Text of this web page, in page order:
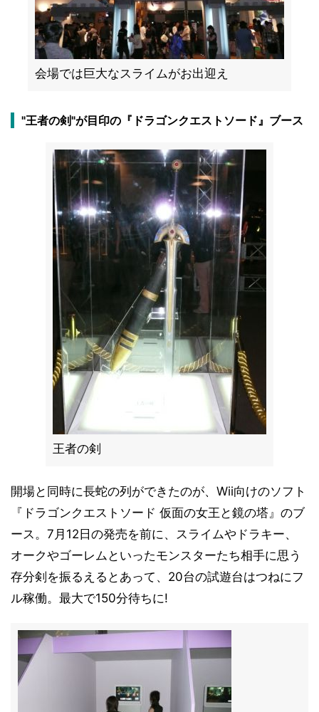
会場では巨大なスライムがお出迎え
"王者の剣"が目印の『ドラゴンクエストソード』ブース
王者の剣
開場と同時に長蛇の列ができたのが、Wii向けのソフト
『ドラゴンクエストソード 仮面の女王と鏡の塔』のブ
ース。7月12日の発売を前に、スライムやドラキー、
オークやゴーレムといったモンスターたち相手に思う
存分剣を振るえるとあって、20台の試遊台はつねにフ
ル稼働。最大で150分待ちに!